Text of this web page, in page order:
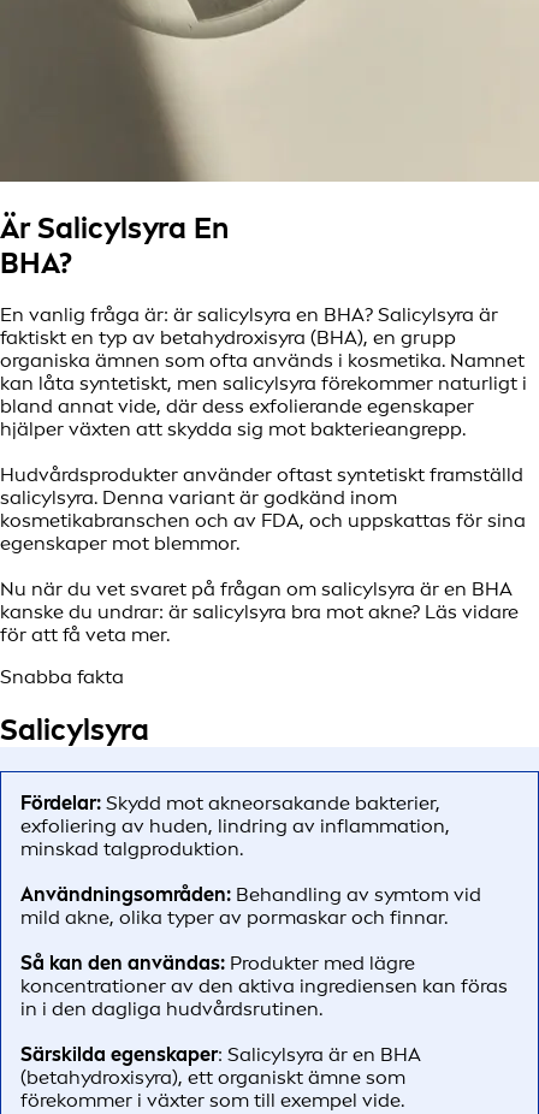
Är Salicylsyra En
BHA?
En vanlig fråga är: är salicylsyra en BHA? Salicylsyra är
faktiskt en typ av betahydroxisyra (BHA), en grupp
organiska ämnen som ofta används i kosmetika. Namnet
kan låta syntetiskt, men salicylsyra förekommer naturligt i
bland annat vide, där dess exfolierande egenskaper
hjälper växten att skydda sig mot bakterieangrepp.
Hudvårdsprodukter använder oftast syntetiskt framställd
salicylsyra. Denna variant är godkänd inom
kosmetikabranschen och av FDA, och uppskattas för sina
egenskaper mot blemmor.
Nu när du vet svaret på frågan om salicylsyra är en BHA
kanske du undrar: är salicylsyra bra mot akne? Läs vidare
för att få veta mer.
Snabba fakta
Salicylsyra
Fördelar: Skydd mot akneorsakande bakterier,
exfoliering av huden, lindring av inflammation,
minskad talgproduktion.
Användningsområden: Behandling av symtom vid
mild akne, olika typer av pormaskar och finnar.
Så kan den användas: Produkter med lägre
koncentrationer av den aktiva ingrediensen kan föras
in i den dagliga hudvårdsrutinen.
Särskilda egenskaper: Salicylsyra är en BHA
(betahydroxisyra), ett organiskt ämne som
förekommer i växter som till exempel vide.